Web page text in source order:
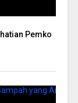
Pemko